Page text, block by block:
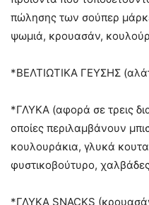
πώλησης των σούπερ
ψωμιά, κρουασάν,
*ΒΕΛΤΙΩΤΙΚΑ ΓΕΥΣΗΣ
*ΓΛΥΚΑ (αφορά σε τρεις
οποίες περιλαμβάνουν
κουλουράκια, γλυκά
φυστικοβούτυρο,
*ΓΛΥΚΑ SNACKS